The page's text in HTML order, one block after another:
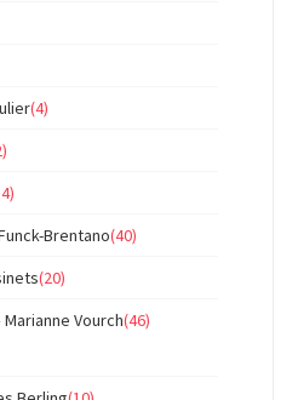
(4)
Brentano(40)
(20)
Vourch(46)